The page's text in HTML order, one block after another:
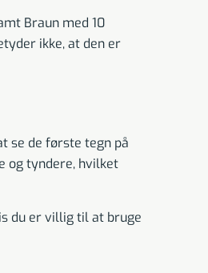
Braun med 10
ikke, at den er
se de første tegn på
og tyndere, hvilket
du er villig til at bruge